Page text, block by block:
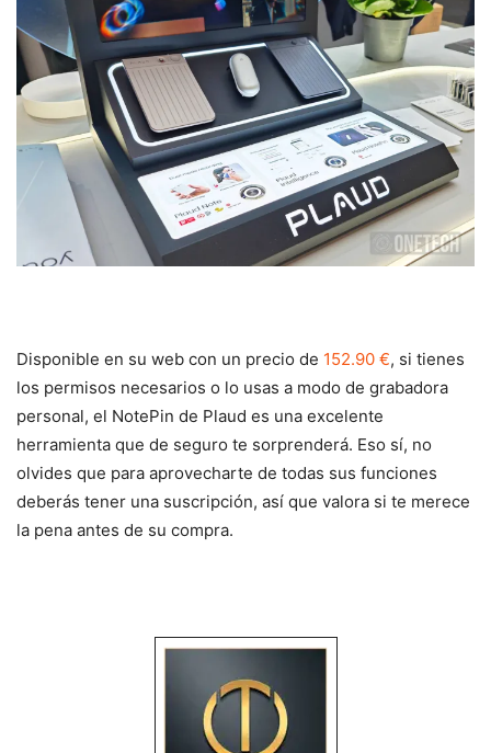
Disponible en su web con un precio de 152.90 €, si tienes
los permisos necesarios o lo usas a modo de grabadora
personal, el NotePin de Plaud es una excelente
herramienta que de seguro te sorprenderá. Eso sí, no
olvides que para aprovecharte de todas sus funciones
deberás tener una suscripción, así que valora si te merece
la pena antes de su compra.